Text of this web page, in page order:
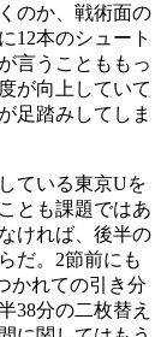
のか、戦術面の
12本のシュート
言うことももっ
が向上していて
足踏みしてしま
ている東京Uを
とも課題ではあ
ければ、後半の
だ。2節前にも
かれての引き分
38分の二枚替え